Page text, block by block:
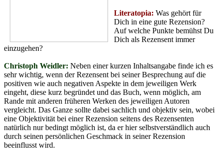
Literatopia: Was gehört für
Dich in eine gute Rezension?
Auf welche Punkte bemühst Du
Dich als Rezensent immer
einzugehen?
Christoph Weidler: Neben einer kurzen Inhaltsangabe finde ich es
sehr wichtig, wenn der Rezensent bei seiner Besprechung auf die
positiven wie auch negativen Aspekte in dem jeweiligen Werk
eingeht, diese kurz begründet und das Buch, wenn möglich, am
Rande mit anderen früheren Werken des jeweiligen Autoren
vergleicht. Das Ganze sollte dabei sachlich und objektiv sein, wobei
eine Objektivität bei einer Rezension seitens des Rezensenten
natürlich nur bedingt möglich ist, da er hier selbstverständlich auch
durch seinen persönlichen Geschmack in seiner Rezension
beeinflusst wird.